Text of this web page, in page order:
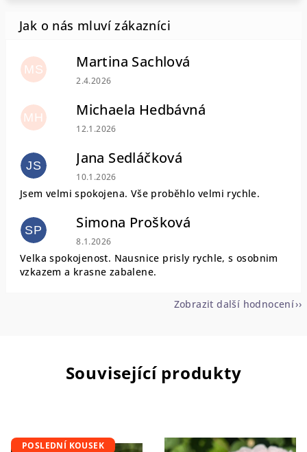
MS Martina Sachlová
Hodnocení obchodu je 5 z 5 hvězdiček.
2.4.2026
MH Michaela Hedbávná
Hodnocení obchodu je 5 z 5 hvězdiček.
12.1.2026
JS Jana Sedláčková
Hodnocení obchodu je 5 z 5 hvězdiček.
10.1.2026
Jsem velmi spokojena. Vše proběhlo velmi rychle.
SP Simona Prošková
Hodnocení obchodu je 5 z 5 hvězdiček.
8.1.2026
Velka spokojenost. Nausnice prisly rychle, s osobnim
vzkazem a krasne zabalene.
Zobrazit další hodnocení
Související produkty
POSLEDNÍ KOUSEK